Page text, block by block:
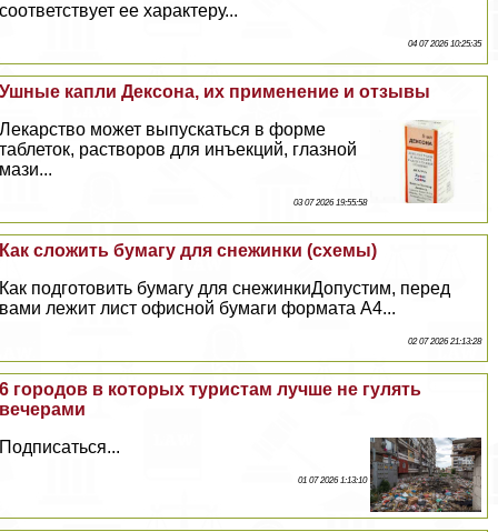
соответствует ее хаpaктеру...
04 07 2026 10:25:35
Ушные капли Дексона, их применение и отзывы
Лекарство может выпускаться в форме
таблеток, растворов для инъекций, глазной
мази...
03 07 2026 19:55:58
Как сложить бумагу для снежинки (схемы)
Как подготовить бумагу для снежинкиДопустим, перед
вами лежит лист офисной бумаги формата А4...
02 07 2026 21:13:28
6 городов в которых туристам лучше не гулять
вечерами
Подписаться...
01 07 2026 1:13:10